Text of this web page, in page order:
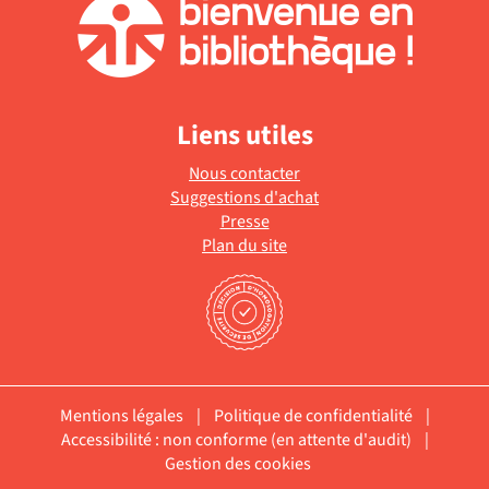
Liens utiles
Nous contacter
Suggestions d'achat
Presse
Plan du site
Mentions légales | Politique de confidentialité
|
Accessibilité : non conforme (en attente d'audit)
|
Gestion des cookies